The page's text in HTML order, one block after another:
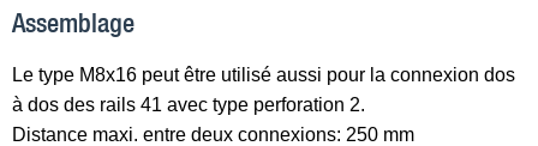
Assemblage
Le type M8x16 peut être utilisé aussi pour la connexion dos
à dos des rails 41 avec type perforation 2.
Distance maxi. entre deux connexions: 250 mm